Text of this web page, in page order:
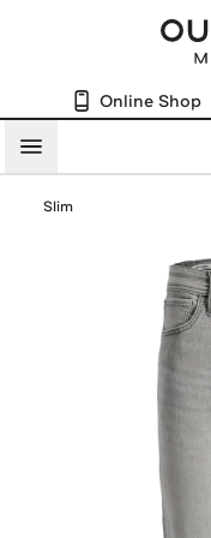
Online Shop
Menü
Slim